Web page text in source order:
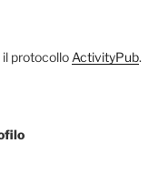
protocollo ActivityPub.